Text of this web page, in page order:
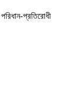
প্রতিরোধী